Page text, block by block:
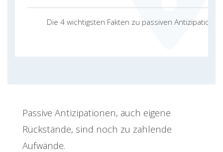
Die 4 wichtigsten Fakten zu passiven Antizipationen
Passive Antizipationen, auch eigene
Rückstände, sind noch zu zahlende
Aufwände.